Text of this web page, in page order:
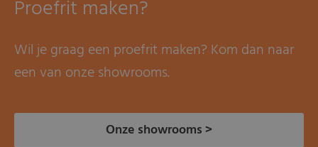
Proefrit maken?
Wil je graag een proefrit maken? Kom dan naar
een van onze showrooms.
Onze showrooms >